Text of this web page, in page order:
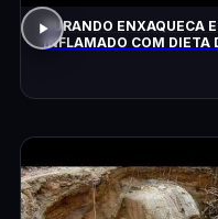
CURANDO ENXAQUECA
INFLAMADO COM DIETA